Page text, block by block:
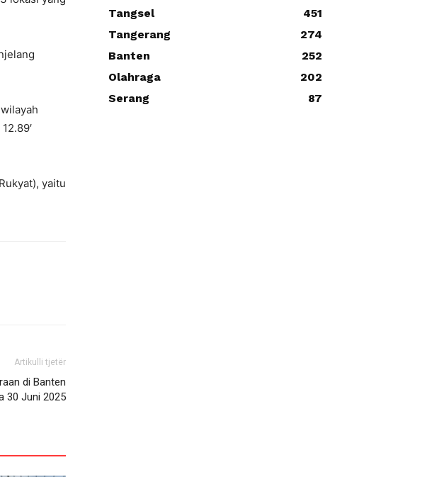
yaitu
Artikulli tjetër
di Banten
30 Juni 2025
Tangsel
451
Tangerang
274
Banten
252
Olahraga
202
Serang
87